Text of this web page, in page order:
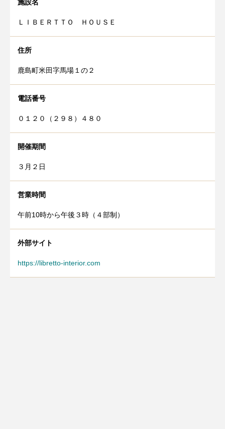
施設名
ＬＩＢＥＲＴＴＯ ＨＯＵＳＥ
住所
鹿島町米田字馬場１の２
電話番号
０１２０（２９８）４８０
開催期間
３月２日
営業時間
午前10時から午後３時（４部制）
外部サイト
https://libretto-interior.com